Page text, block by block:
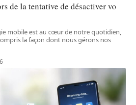
de la tentative de désactiver vo
mobile est au cœur de notre quotidien,
la façon dont nous gérons nos